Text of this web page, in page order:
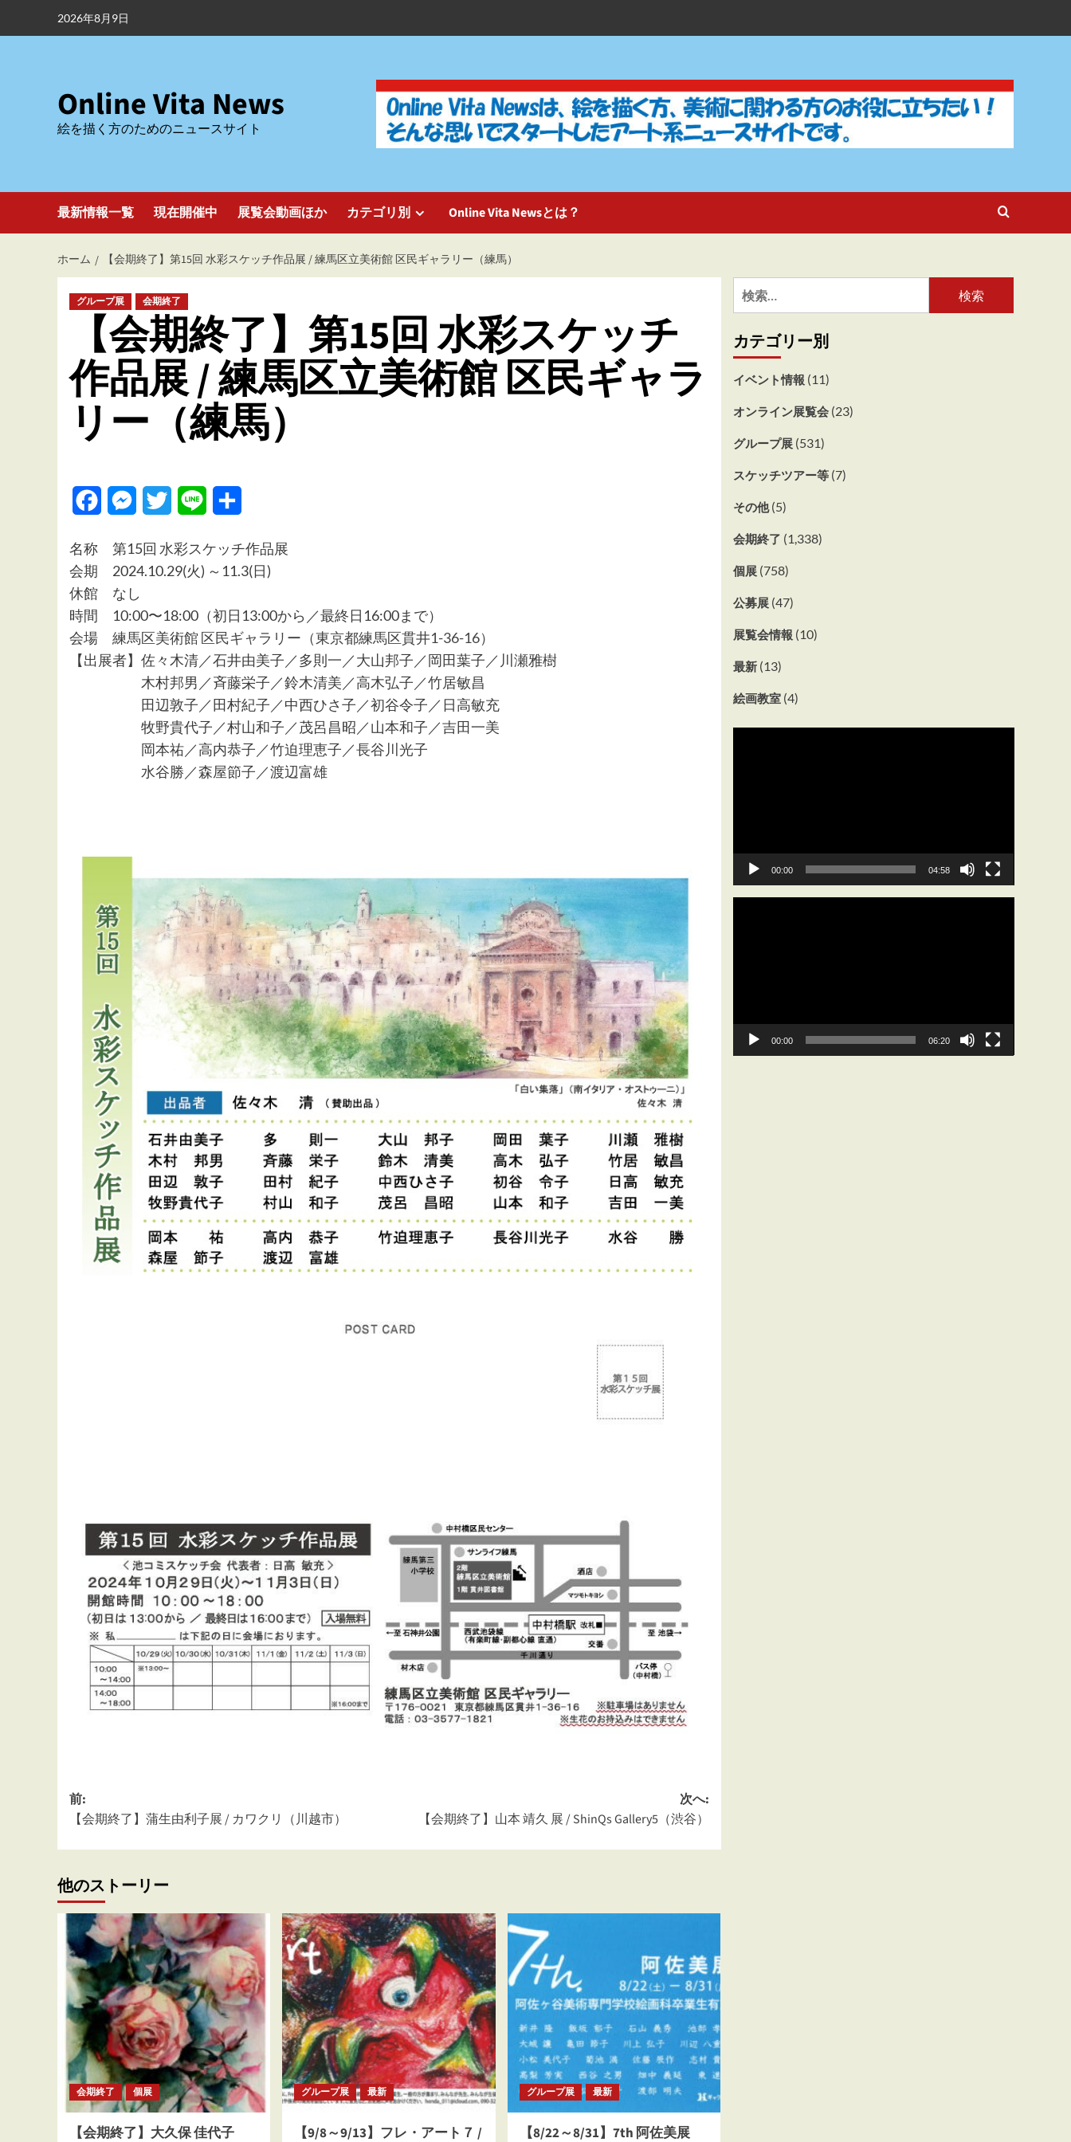
2026年8月9日
Online Vita News
絵を描く方のためのニュースサイト
最新情報一覧 現在開催中 展覧会動画ほか カテゴリ別 Online Vita Newsとは？
ホーム 【会期終了】第15回 水彩スケッチ作品展 / 練馬区立美術館 区民ギャラリー（練馬）
グループ展 会期終了
【会期終了】第15回 水彩スケッチ
作品展 / 練馬区立美術館 区民ギャラ
リー（練馬）
FacebookMessenger
Twitter Line
名称 第15回 水彩スケッチ作品展
会期 2024.10.29(火) ～11.3(日)
休館 なし
時間 10:00〜18:00（初日13:00から／最終日16:00まで）
会場 練馬区美術館 区民ギャラリー（東京都練馬区貫井1-36-16）
【出展者】佐々木清／石井由美子／多則一／大山邦子／岡田葉子／川瀬雅樹
木村邦男／斉藤栄子／鈴木清美／高木弘子／竹居敏昌
田辺敦子／田村紀子／中西ひさ子／初谷令子／日高敏充
牧野貴代子／村山和子／茂呂昌昭／山本和子／吉田一美
岡本祐／高内恭子／竹迫理恵子／長谷川光子
水谷勝／森屋節子／渡辺富雄
投
稿
ナ
ビ
ゲ
ー
シ
ョ
ン
前:
【会期終了】蒲生由利子展 / カワクリ（川越市）
次へ:
【会期終了】山本 靖久 展 / ShinQs Gallery5（渋谷）
他のストーリー
会期終了 個展
【会期終了】大久保 佳代子
グループ展 最新
【9/8～9/13】フレ・アート７ /
グループ展 最新
【8/22～8/31】7th 阿佐美展
検
索:
カテゴリー別
イベント情報 (11)
オンライン展覧会(23)
グループ展(531)
スケッチツアー等(7)
その他(5)
会期終了 (1,338)
個展(758)
公募展(47)
展覧会情報 (10)
最新(13)
絵画教室(4)
ー
00:00 04:58
ー
00:00 06:20